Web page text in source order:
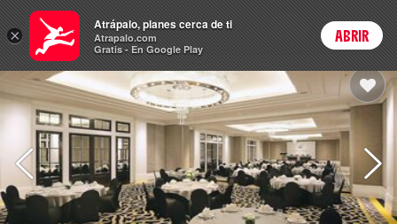
Hoteles Precios en
ARSCambiar moneda
Login
×
Atrápalo, planes cerca de ti
Atrapalo.com
Gratis - En Google Play
ABRIR